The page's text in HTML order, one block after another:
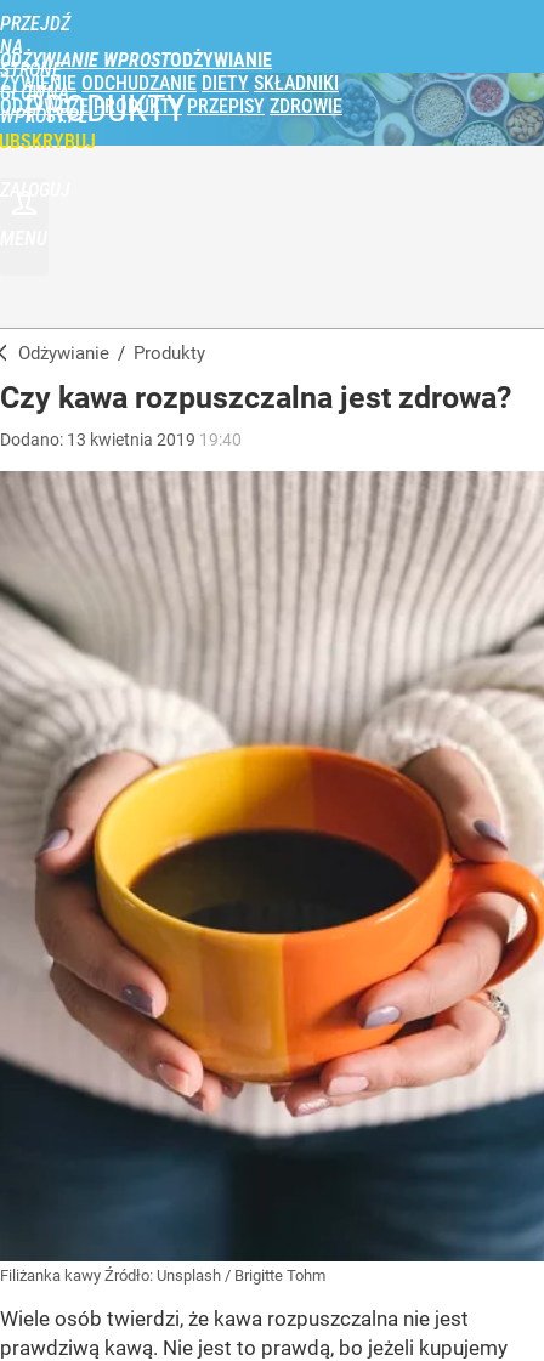
PRZEJDŹ
NA
STRONĘ
GŁÓWNĄ
WPROST.PL
ODŻYWIANIE WPROST
ŻYWIENIE ODCHUDZANIE DIETY SKŁADNIKI
ODŻYWCZE PRODUKTY PRZEPISY ZDROWIE
PRODUKTY
Odżywianie / Produkty
Czy kawa rozpuszczalna jest zdrowa?
Dodano: 13 kwietnia 2019 19:40
Filiżanka kawy Źródło: Unsplash / Brigitte Tohm
Wiele osób twierdzi, że kawa rozpuszczalna nie jest
prawdziwą kawą. Nie jest to prawdą, bo jeżeli kupujemy